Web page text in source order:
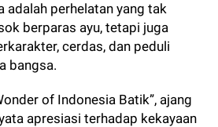
adalah perhelatan yang tak
berparas ayu, tetapi juga
cerdas, dan peduli
bangsa.
of Indonesia Batik”, ajang
apresiasi terhadap kekayaan